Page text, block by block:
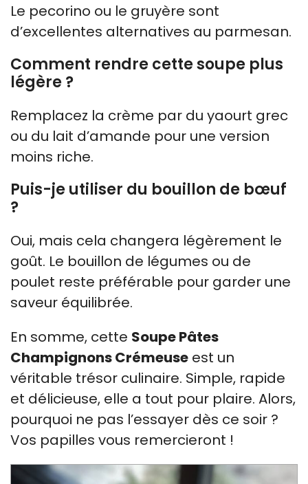
Le pecorino ou le gruyère sont
d’excellentes alternatives au parmesan.
Comment rendre cette soupe plus
légère ?
Remplacez la crème par du yaourt grec
ou du lait d’amande pour une version
moins riche.
Puis-je utiliser du bouillon de bœuf
?
Oui, mais cela changera légèrement le
goût. Le bouillon de légumes ou de
poulet reste préférable pour garder une
saveur équilibrée.
En somme, cette Soupe Pâtes
Champignons Crémeuse est un
véritable trésor culinaire. Simple, rapide
et délicieuse, elle a tout pour plaire. Alors,
pourquoi ne pas l’essayer dès ce soir ?
Vos papilles vous remercieront !